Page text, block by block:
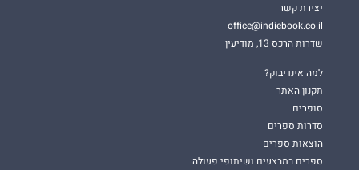
יצירת קשר
office@indiebook.co.il
שדרות הרכס 13, מודיעין
למה אינדיבוק?
תקנון האתר
סופרים
סדרות ספרים
הוצאות ספרים
ספרים במבצעים ושיתופי פעולה